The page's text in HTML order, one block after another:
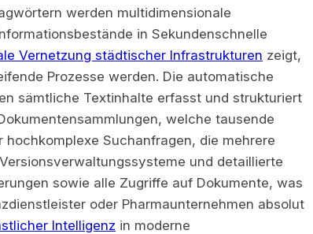
werden multidimensionale
in Sekundenschnelle
Vernetzung städtischer Infrastrukturen zeigt,
Prozesse werden. Die automatische
sämtliche Textinhalte erfasst und strukturiert
welche tausende
Suchanfragen, die mehrere
und detaillierte
sowie alle Zugriffe auf Dokumente, was
oder Pharmaunternehmen absolut
Intelligenz in moderne